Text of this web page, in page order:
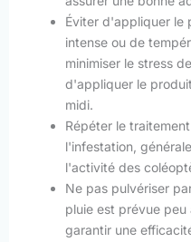
Éviter d'appliquer le
intense ou de
minimiser le stress
d'appliquer le
midi.
Répéter le
l'infestation,
l'activité des
Ne pas pulvériser
pluie est prévue
garantir une